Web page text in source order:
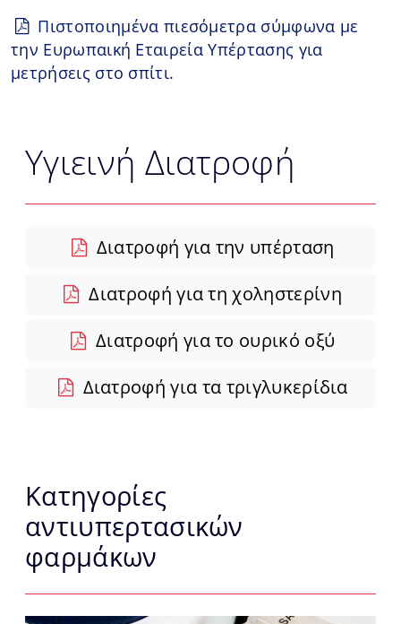
Πιστοποιημένα πιεσόμετρα σύμφωνα με
την Ευρωπαική Εταιρεία Υπέρτασης για
μετρήσεις στο σπίτι.
Yγιεινή Διατροφή
Διατροφή για την υπέρταση
Διατροφή για τη χοληστερίνη
Διατροφή για το ουρικό οξύ
Διατροφή για τα τριγλυκερίδια
­Κατηγορίες
αντιυπερτασικών
φαρμάκων